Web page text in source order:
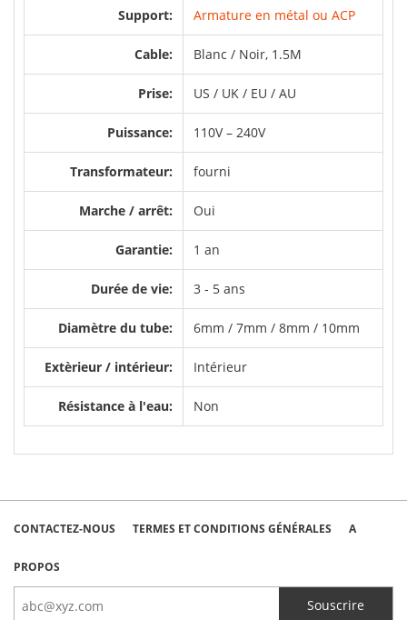
Support: Armature en métal ou ACP
Cable: Blanc / Noir, 1.5M
Prise: US / UK / EU / AU
Puissance: 110V – 240V
Transformateur: fourni
Marche / arrêt: Oui
Garantie: 1 an
Durée de vie: 3 - 5 ans
Diamètre du tube: 6mm / 7mm / 8mm / 10mm
Extèrieur / intérieur: Intérieur
Résistance à l'eau: Non
CONTACTEZ-NOUS TERMES ET CONDITIONS GÉNÉRALES A
PROPOS